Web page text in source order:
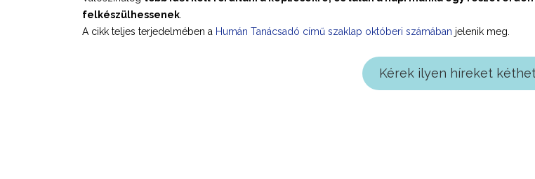
felkészülhessenek
A cikk teljes terjedelmében a Humán Tanácsadó című szaklap októberi számában jelenik meg.
Kérek ilyen híreket